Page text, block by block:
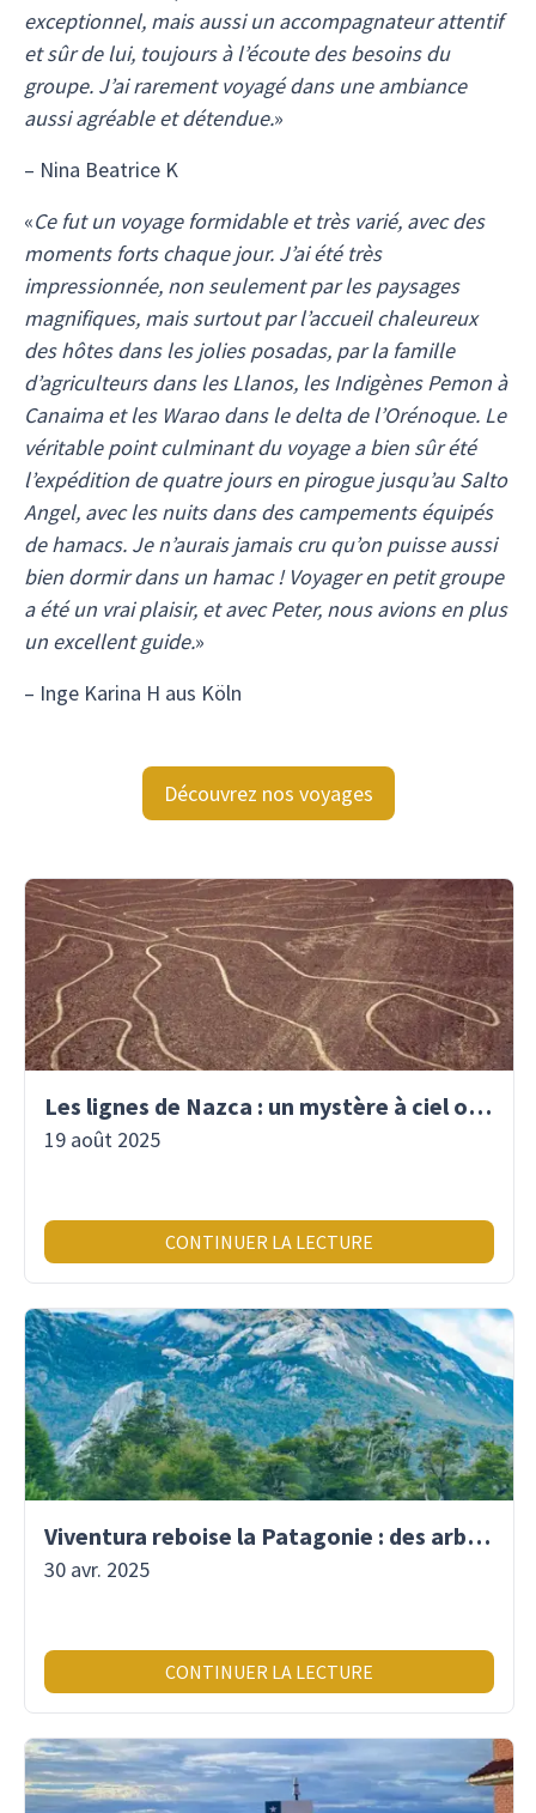
exceptionnel, mais aussi un accompagnateur attentif
et sûr de lui, toujours à l’écoute des besoins du
groupe. J’ai rarement voyagé dans une ambiance
aussi agréable et détendue.»
– Nina Beatrice K
«Ce fut un voyage formidable et très varié, avec des
moments forts chaque jour. J’ai été très
impressionnée, non seulement par les paysages
magnifiques, mais surtout par l’accueil chaleureux
des hôtes dans les jolies posadas, par la famille
d’agriculteurs dans les Llanos, les Indigènes Pemon à
Canaima et les Warao dans le delta de l’Orénoque. Le
véritable point culminant du voyage a bien sûr été
l’expédition de quatre jours en pirogue jusqu’au Salto
Angel, avec les nuits dans des campements équipés
de hamacs. Je n’aurais jamais cru qu’on puisse aussi
bien dormir dans un hamac ! Voyager en petit groupe
a été un vrai plaisir, et avec Peter, nous avions en plus
un excellent guide.»
– Inge Karina H aus Köln
Découvrez nos voyages
Les lignes de Nazca : un mystère à ciel ouvert
19 août 2025
CONTINUER LA LECTURE
Viventura reboise la Patagonie : des arbres plantés pour demain !
30 avr. 2025
CONTINUER LA LECTURE